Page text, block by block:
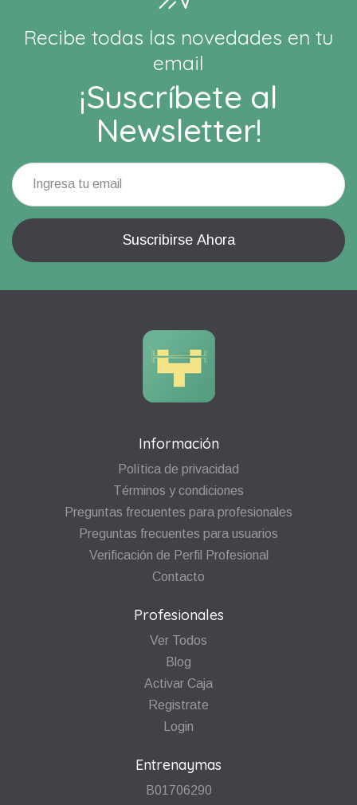
Recibe todas las novedades en tu
email
¡Suscríbete al
Newsletter!
Información
Política de privacidad
Términos y condiciones
Preguntas frecuentes para profesionales
Preguntas frecuentes para usuarios
Verificación de Perfil Profesional
Contacto
Profesionales
Ver Todos
Blog
Activar Caja
Registrate
Login
Entrenaymas
B01706290